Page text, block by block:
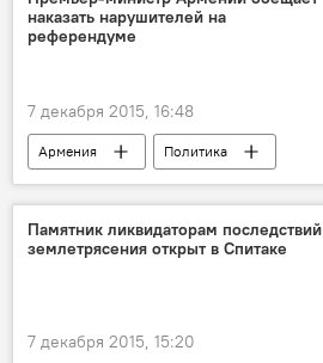
наказать нарушителей на
референдуме
7 декабря 2015, 16:48
Армения Политика
Памятник ликвидаторам последствий
землетрясения открыт в Спитаке
7 декабря 2015, 15:20